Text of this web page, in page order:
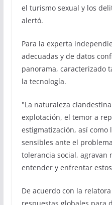
el turismo sexual y los
alertó.
Para la experta
adecuadas y de datos
panorama, caracterizado
la tecnología.
"La naturaleza
explotación, el temor a
estigmatización, así como
sensibles ante el
tolerancia social, agravan
entender y enfrentar
De acuerdo con la
respuestas globales para